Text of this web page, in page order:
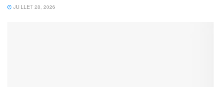
JUILLET 28, 2026